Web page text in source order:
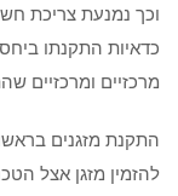
וכך נמנעת צריכת
כדאיות התקנתו
מרכזיים ומרכזיים
התקנת מזגנים
להזמין מזגן אצל